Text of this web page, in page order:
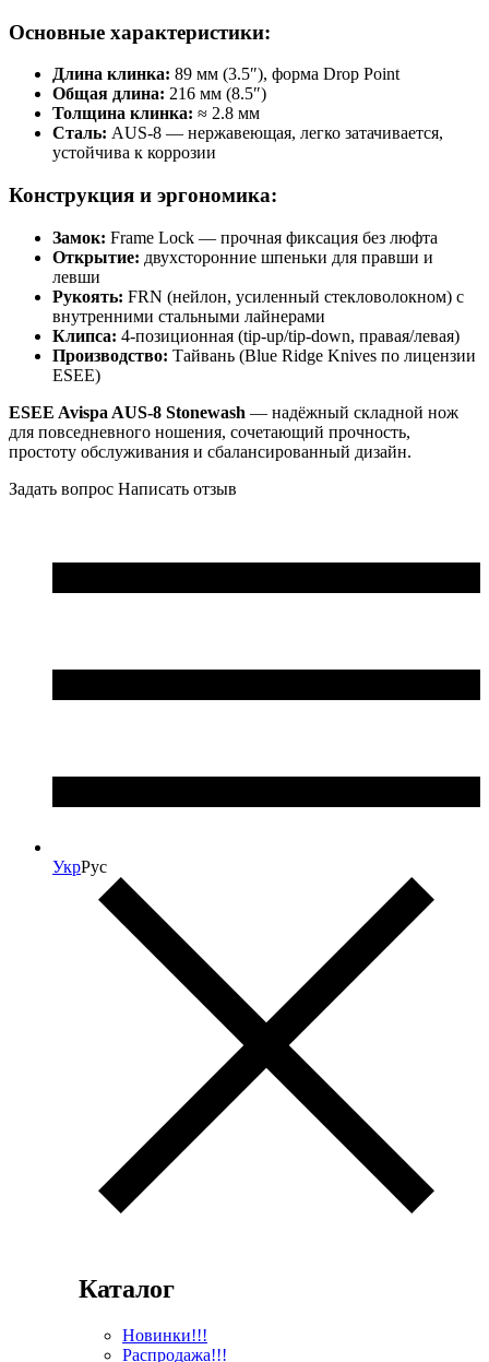
Основные характеристики:
Длина клинка: 89 мм (3.5″), форма Drop Point
Общая длина: 216 мм (8.5″)
Толщина клинка: ≈ 2.8 мм
Сталь: AUS-8 — нержавеющая, легко затачивается,
устойчива к коррозии
Конструкция и эргономика:
Замок: Frame Lock — прочная фиксация без люфта
Открытие: двухсторонние шпеньки для правши и
левши
Рукоять: FRN (нейлон, усиленный стекловолокном) с
внутренними стальными лайнерами
Клипса: 4-позиционная (tip-up/tip-down, правая/левая)
Производство: Тайвань (Blue Ridge Knives по лицензии
ESEE)
ESEE Avispa AUS-8 Stonewash — надёжный складной нож
для повседневного ношения, сочетающий прочность,
простоту обслуживания и сбалансированный дизайн.
Задать вопрос Написать отзыв
УкрРус
Каталог
Новинки!!!
Распродажа!!!